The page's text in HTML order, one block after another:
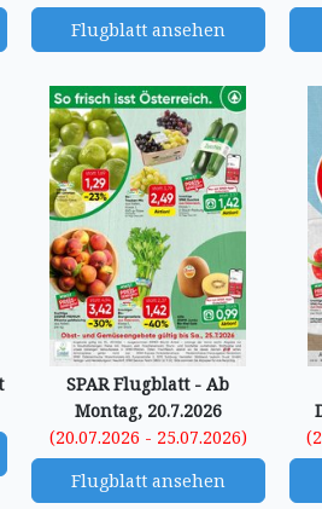
Flugblatt ansehen
SPAR Flugblatt - Ab
Montag, 20.7.2026
(20.07.2026 - 25.07.2026)
Flugblatt ansehen